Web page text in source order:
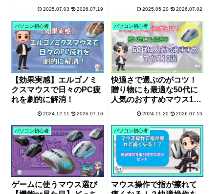
2025.07.03 2026.07.19 2025.05.20 2026.07.02
パソコン初心者
【効果実感】エルゴノミ
クスマウスで日々のPC疲
れを劇的に解消！
2024.12.11 2026.07.16
パソコン初心者
快適さで選ぶのがコツ！
贈り物にも最適な50代に
人気のおすすめマウス10
2024.11.20 2026.07.15
パソコン初心者
ゲームに使うマウス選び
パソコン初心者
マウス操作で指が擦れて